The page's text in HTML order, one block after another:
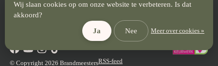
info@brandmeesters.nl 023 512 3094
© Copyright 2026 BrandmeestersRSS-feed
Wij slaan cookies op om onze website te verbeteren. Is dat
akkoord?
Ja Nee Meer over cookies »